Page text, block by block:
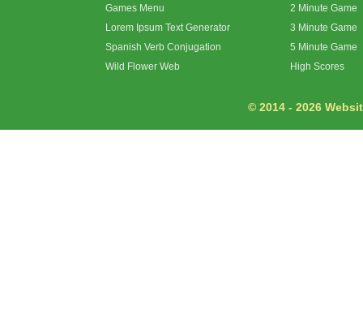
Games Menu
Lorem Ipsum Text Generator
Spanish Verb Conjugation
Wild Flower Web
2 Minute Game
3 Minute Game
5 Minute Game
High Scores
© 2014 - 2026